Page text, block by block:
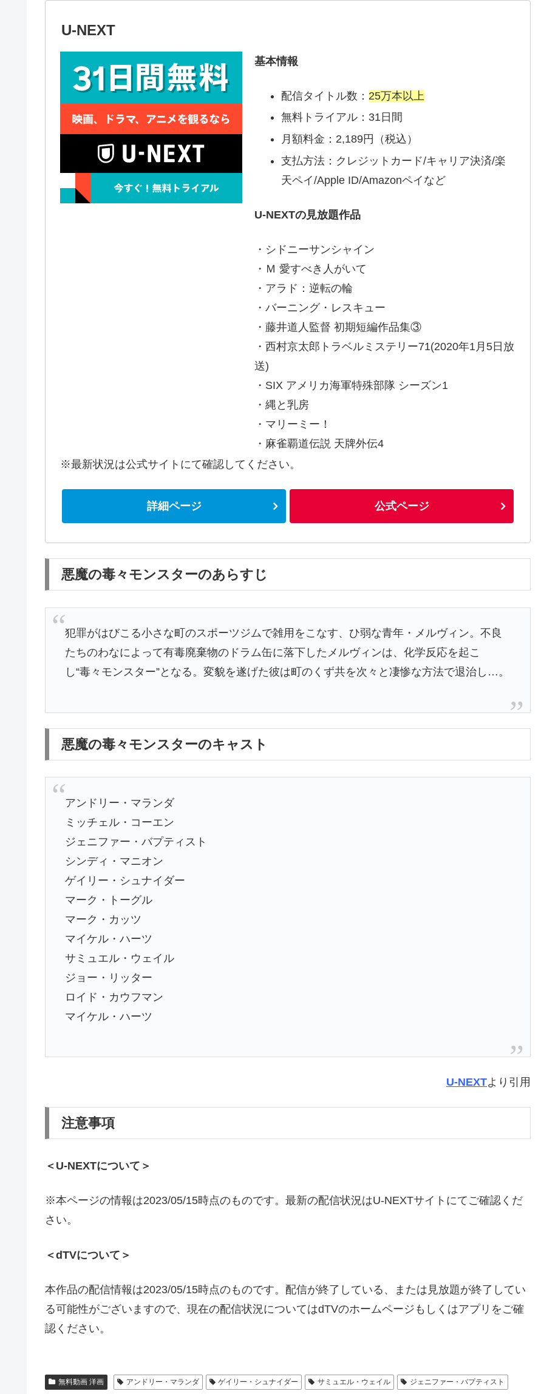
U-NEXT
基本情報
配信タイトル数： 25万本以上
無料トライアル：31日間
月額料金：2,189円（税込）
支払方法：クレジットカード/キャリア決済/楽
天ペイ/Apple ID/Amazonペイなど
U-NEXTの見放題作品
・シドニーサンシャイン
・Ｍ 愛すべき人がいて
・アラド：逆転の輪
・バーニング・レスキュー
・藤井道人監督 初期短編作品集③
・西村京太郎トラベルミステリー71(2020年1月5日放
送)
・SIX アメリカ海軍特殊部隊 シーズン1
・縄と乳房
・マリーミー！
・麻雀覇道伝説 天牌外伝4
※最新状況は公式サイトにて確認してください。
詳細ページ 公式ページ
悪魔の毒々モンスターのあらすじ
犯罪がはびこる小さな町のスポーツジムで雑用をこなす、ひ弱な青年・メルヴィン。不良
たちのわなによって有毒廃棄物のドラム缶に落下したメルヴィンは、化学反応を起こ
し“毒々モンスター”となる。変貌を遂げた彼は町のくず共を次々と凄惨な方法で退治し…。
悪魔の毒々モンスターのキャスト
アンドリー・マランダ
ミッチェル・コーエン
ジェニファー・バプティスト
シンディ・マニオン
ゲイリー・シュナイダー
マーク・トーグル
マーク・カッツ
マイケル・ハーツ
サミュエル・ウェイル
ジョー・リッター
ロイド・カウフマン
マイケル・ハーツ
U-NEXTより引用
注意事項
＜U-NEXTについて＞
※本ページの情報は2023/05/15時点のものです。最新の配信状況はU-NEXTサイトにてご確認くだ
さい。
＜dTVについて＞
本作品の配信情報は2023/05/15時点のものです。配信が終了している、または見放題が終了してい
る可能性がございますので、現在の配信状況についてはdTVのホームページもしくはアプリをご確
認ください。
無料動画 洋画 アンドリー・マランダ ゲイリー・シュナイダー サミュエル・ウェイル ジェニファー・バプティスト